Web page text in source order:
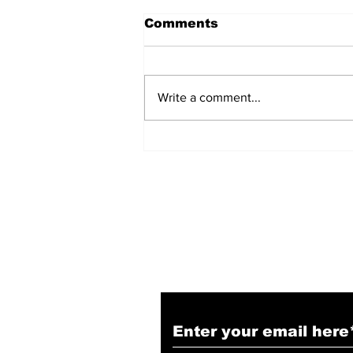
Comments
Write a comment...